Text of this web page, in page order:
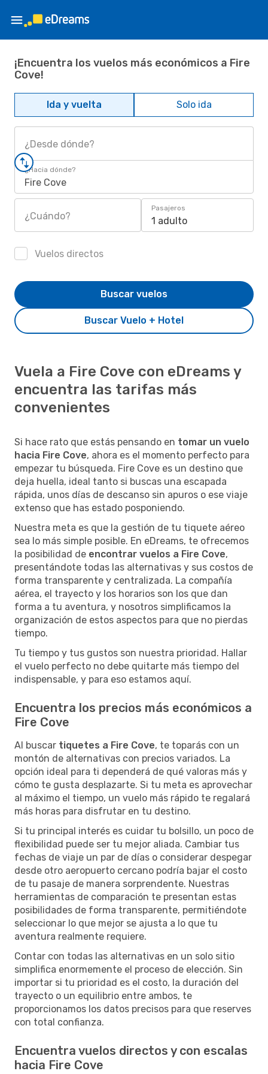
¡Encuentra los vuelos más económicos a Fire
Cove!
Ida y vuelta Solo ida
¿Desde dónde?
¿Hacia dónde?
Fire Cove
¿Cuándo?
Pasajeros
1 adulto
Vuelos directos
Buscar Vuelo + Hotel
Buscar vuelos
Vuela a Fire Cove con eDreams y
encuentra las tarifas más
convenientes
Si hace rato que estás pensando en tomar un vuelo
hacia Fire Cove, ahora es el momento perfecto para
empezar tu búsqueda. Fire Cove es un destino que
deja huella, ideal tanto si buscas una escapada
rápida, unos días de descanso sin apuros o ese viaje
extenso que has estado posponiendo.
Nuestra meta es que la gestión de tu tiquete aéreo
sea lo más simple posible. En eDreams, te ofrecemos
la posibilidad de encontrar vuelos a Fire Cove,
presentándote todas las alternativas y sus costos de
forma transparente y centralizada. La compañía
aérea, el trayecto y los horarios son los que dan
forma a tu aventura, y nosotros simplificamos la
organización de estos aspectos para que no pierdas
tiempo.
Tu tiempo y tus gustos son nuestra prioridad. Hallar
el vuelo perfecto no debe quitarte más tiempo del
indispensable, y para eso estamos aquí.
Encuentra los precios más económicos a
Fire Cove
Al buscar tiquetes a Fire Cove, te toparás con un
montón de alternativas con precios variados. La
opción ideal para ti dependerá de qué valoras más y
cómo te gusta desplazarte. Si tu meta es aprovechar
al máximo el tiempo, un vuelo más rápido te regalará
más horas para disfrutar en tu destino.
Si tu principal interés es cuidar tu bolsillo, un poco de
flexibilidad puede ser tu mejor aliada. Cambiar tus
fechas de viaje un par de días o considerar despegar
desde otro aeropuerto cercano podría bajar el costo
de tu pasaje de manera sorprendente. Nuestras
herramientas de comparación te presentan estas
posibilidades de forma transparente, permitiéndote
seleccionar lo que mejor se ajusta a lo que tu
aventura realmente requiere.
Contar con todas las alternativas en un solo sitio
simplifica enormemente el proceso de elección. Sin
importar si tu prioridad es el costo, la duración del
trayecto o un equilibrio entre ambos, te
proporcionamos los datos precisos para que reserves
con total confianza.
Encuentra vuelos directos y con escalas
hacia Fire Cove